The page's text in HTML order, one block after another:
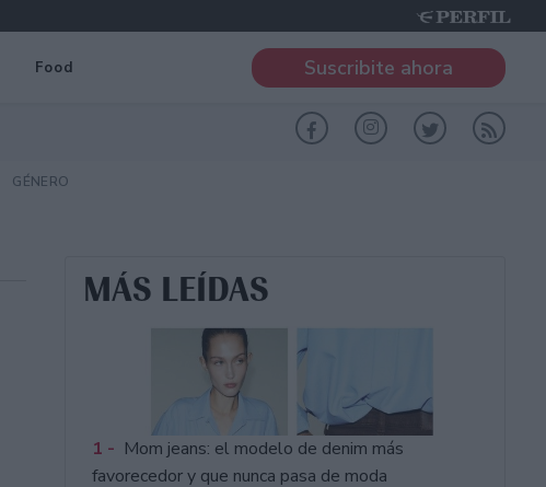
Food Suscribite ahora
GÉNERO
MÁS LEÍDAS
1 - Mom jeans: el modelo de denim más
favorecedor y que nunca pasa de moda